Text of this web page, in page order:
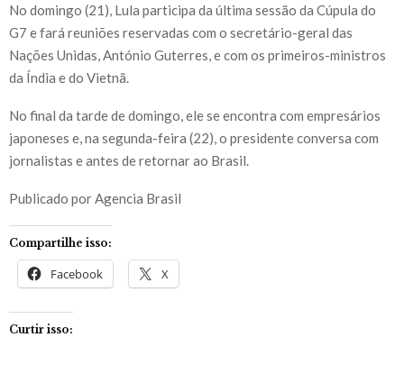
No domingo (21), Lula participa da última sessão da Cúpula do
G7 e fará reuniões reservadas com o secretário-geral das
Nações Unidas, António Guterres, e com os primeiros-ministros
da Índia e do Vietnã.
No final da tarde de domingo, ele se encontra com empresários
japoneses e, na segunda-feira (22), o presidente conversa com
jornalistas e antes de retornar ao Brasil.
Publicado por Agencia Brasil
Compartilhe isso:
Facebook X
Curtir isso: